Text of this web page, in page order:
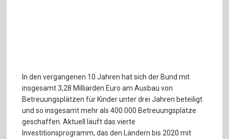
In den vergangenen 10 Jahren hat sich der Bund mit
insgesamt 3,28 Milliarden Euro am Ausbau von
Betreuungsplätzen für Kinder unter drei Jahren beteiligt
und so insgesamt mehr als 400.000 Betreuungsplätze
geschaffen. Aktuell läuft das vierte
Investitionsprogramm, das den Ländern bis 2020 mit